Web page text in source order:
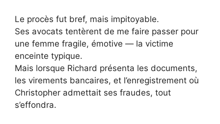
Le procès fut bref, mais impitoyable.
Ses avocats tentèrent de me faire passer pour
une femme fragile, émotive — la victime
enceinte typique.
Mais lorsque Richard présenta les documents,
les virements bancaires, et l’enregistrement où
Christopher admettait ses fraudes, tout
s’effondra.